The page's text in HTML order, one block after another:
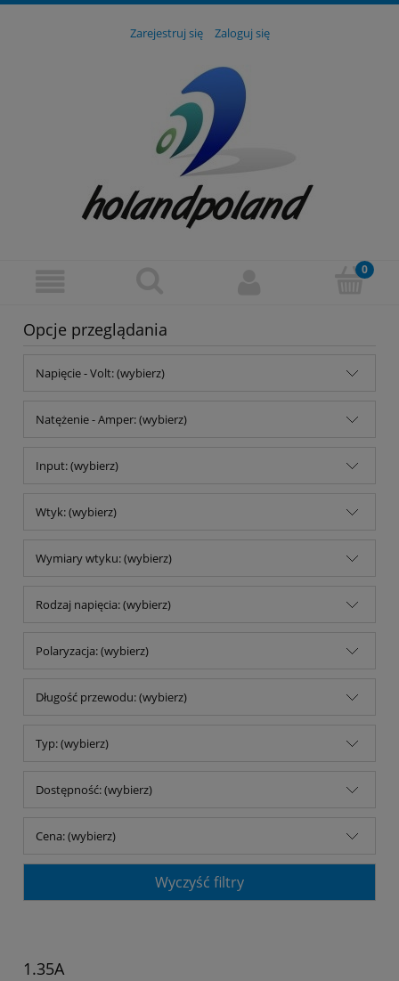
Zarejestruj się Zaloguj się
Opcje przeglądania
Napięcie - Volt: (wybierz)
Natężenie - Amper: (wybierz)
Input: (wybierz)
Wtyk: (wybierz)
Wymiary wtyku: (wybierz)
Rodzaj napięcia: (wybierz)
Polaryzacja: (wybierz)
Długość przewodu: (wybierz)
Typ: (wybierz)
Dostępność: (wybierz)
Cena: (wybierz)
Wyczyść filtry
1.35A